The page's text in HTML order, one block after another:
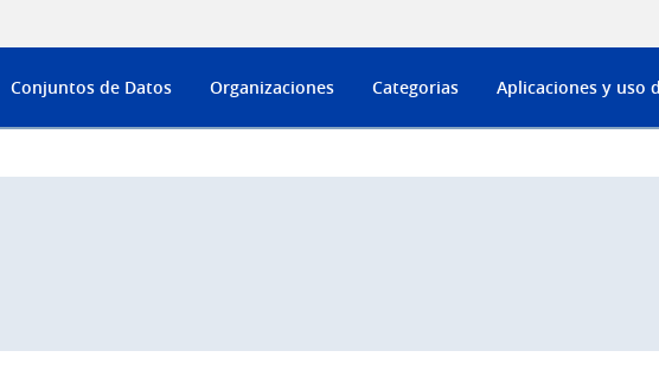
Conjuntos de Datos Organizaciones Categorias Aplicaciones y uso